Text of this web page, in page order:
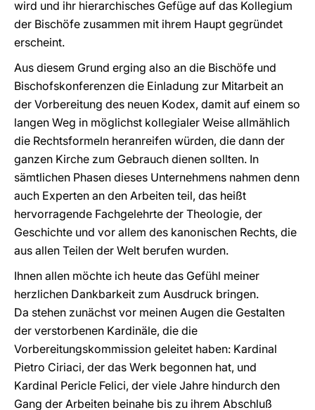
wird und ihr hierarchisches Gefüge auf das Kollegium
der Bischöfe zusammen mit ihrem Haupt gegründet
erscheint.
Aus diesem Grund erging also an die Bischöfe und
Bischofskonferenzen die Einladung zur Mitarbeit an
der Vorbereitung des neuen Kodex, damit auf einem so
langen Weg in möglichst kollegialer Weise allmählich
die Rechtsformeln heranreifen würden, die dann der
ganzen Kirche zum Gebrauch dienen sollten. In
sämtlichen Phasen dieses Unternehmens nahmen denn
auch Experten an den Arbeiten teil, das heißt
hervorragende Fachgelehrte der Theologie, der
Geschichte und vor allem des kanonischen Rechts, die
aus allen Teilen der Welt berufen wurden.
Ihnen allen möchte ich heute das Gefühl meiner
herzlichen Dankbarkeit zum Ausdruck bringen.
Da stehen zunächst vor meinen Augen die Gestalten
der verstorbenen Kardinäle, die die
Vorbereitungskommission geleitet haben: Kardinal
Pietro Ciriaci, der das Werk begonnen hat, und
Kardinal Pericle Felici, der viele Jahre hindurch den
Gang der Arbeiten beinahe bis zu ihrem Abschluß